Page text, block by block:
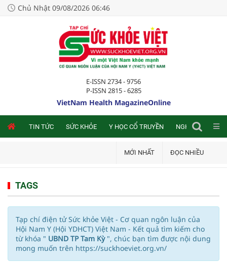
Chủ Nhật 09/08/2026 06:46
E-ISSN 2734 - 9756
P-ISSN 2815 - 6285
VietNam Health MagazineOnline
TIN TỨC SỨC KHỎE Y HỌC CỔ TRUYỀN NGHIÊN CỨU
MỚI NHẤT ĐỌC NHIỀU
TAGS
Tạp chí điện tử Sức khỏe Việt - Cơ quan ngôn luận của
Hội Nam Y (Hội YDHCT) Việt Nam - Kết quả tìm kiếm cho
từ khóa " UBND TP Tam Kỳ ", chúc bạn tìm được nội dung
mong muốn trên https://suckhoeviet.org.vn/